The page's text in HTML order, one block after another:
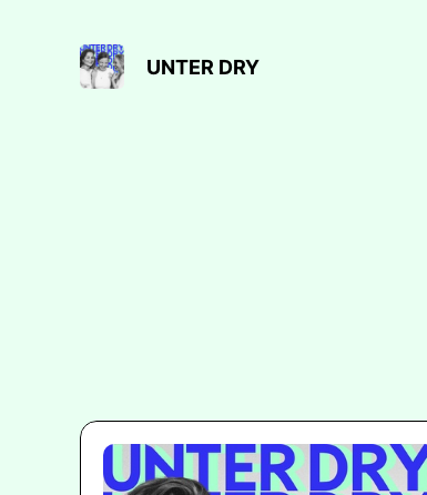
UNTER DRY